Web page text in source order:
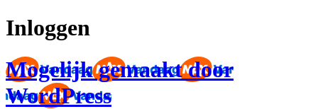
Inloggen
Mogelijk gemaakt door
WordPress